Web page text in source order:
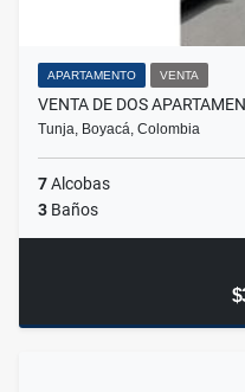
APARTAMENTO VENTA
VENTA DE DOS
Tunja, Boyacá, Colombia
7Alcobas
3 Baños